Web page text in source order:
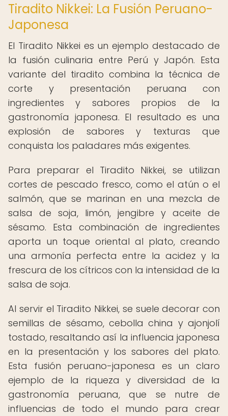
Tiradito Nikkei: La Fusión Peruano-
Japonesa
El Tiradito Nikkei es un ejemplo destacado de
la fusión culinaria entre Perú y Japón. Esta
variante del tiradito combina la técnica de
corte y presentación peruana con
ingredientes y sabores propios de la
gastronomía japonesa. El resultado es una
explosión de sabores y texturas que
conquista los paladares más exigentes.
Para preparar el Tiradito Nikkei, se utilizan
cortes de pescado fresco, como el atún o el
salmón, que se marinan en una mezcla de
salsa de soja, limón, jengibre y aceite de
sésamo. Esta combinación de ingredientes
aporta un toque oriental al plato, creando
una armonía perfecta entre la acidez y la
frescura de los cítricos con la intensidad de la
salsa de soja.
Al servir el Tiradito Nikkei, se suele decorar con
semillas de sésamo, cebolla china y ajonjolí
tostado, resaltando así la influencia japonesa
en la presentación y los sabores del plato.
Esta fusión peruano-japonesa es un claro
ejemplo de la riqueza y diversidad de la
gastronomía peruana, que se nutre de
influencias de todo el mundo para crear